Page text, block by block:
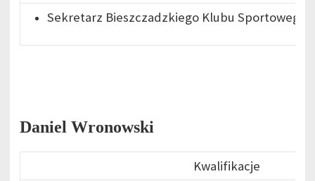
Sekretarz Bieszczadzkiego Klubu Sportowego
Daniel Wronowski
Kwalifikacje